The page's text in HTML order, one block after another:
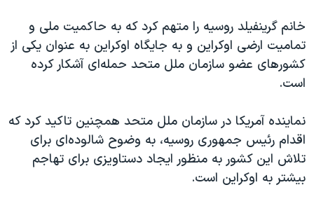
خانم گرینفیلد روسیه را متهم کرد که به حاکمیت ملی و
تمامیت ارضی اوکراین و به جایگاه اوکراین به عنوان یکی از
کشورهای عضو سازمان ملل متحد حمله‌ای آشکار کرده
است​.
نماینده آمریکا در سازمان ملل متحد همچنین تاکید کرد که
اقدام رئیس جمهوری روسیه، به وضوح شالوده‌ای برای
تلاش این کشور به منظور ایجاد دستاویزی برای تهاجم
بیشتر به اوکراین است.